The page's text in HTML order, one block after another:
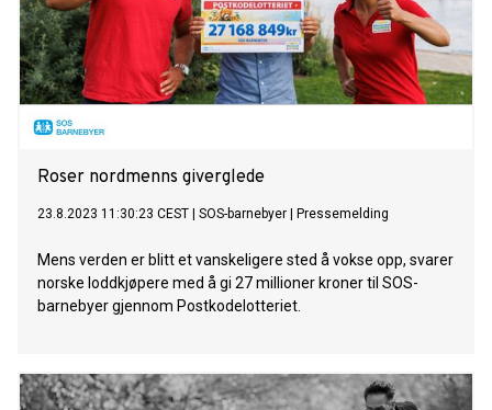
Roser nordmenns giverglede
23.8.2023 11:30:23 CEST SOS-barnebyer Pressemelding
Mens verden er blitt et vanskeligere sted å vokse opp, svarer
norske loddkjøpere med å gi 27 millioner kroner til SOS-
barnebyer gjennom Postkodelotteriet.